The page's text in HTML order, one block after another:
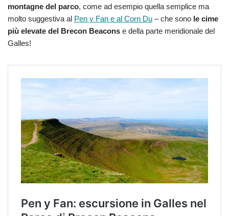
montagne del parco, come ad esempio quella semplice ma
molto suggestiva al Pen y Fan e al Corn Du – che sono le cime
più elevate del Brecon Beacons e della parte meridionale del
Galles!